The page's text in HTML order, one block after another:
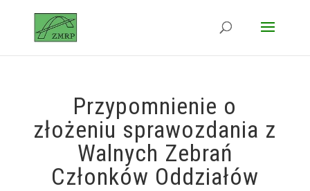
Przypomnienie o
złożeniu sprawozdania z
Walnych Zebrań
Członków Oddziałów